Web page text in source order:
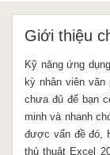
Giới thiệu
Kỹ năng ứng
kỳ nhân viên văn
chưa đủ để bạn
minh và nhanh
được vấn đề đó,
thủ thuật Excel